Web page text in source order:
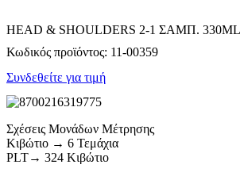
HEAD & SHOULDERS 2-1 ΣΑΜΠ. 330ML
Κωδικός προϊόντος: 11-00359
Συνδεθείτε για τιμή
Σχέσεις Μονάδων Μέτρησης
Κιβώτιο → 6 Τεμάχια
PLT→ 324 Κιβώτιο